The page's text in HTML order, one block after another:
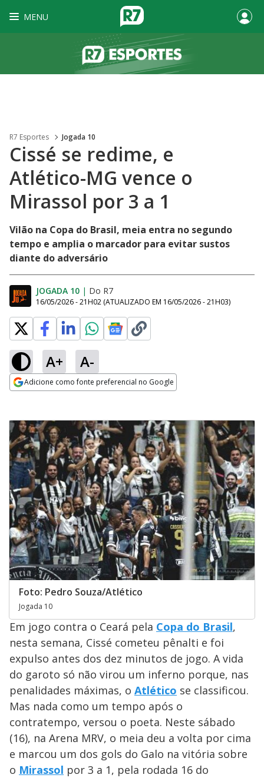
MENU
R7 Esportes Jogada 10
Cissé se redime, e
Atlético-MG vence o
Mirassol por 3 a 1
Vilão na Copa do Brasil, meia entra no segundo
tempo e amplia o marcador para evitar sustos
diante do adversário
JOGADA 10 | Do R7
16/05/2026 - 21H02 (ATUALIZADO EM 16/05/2026 - 21H03)
A+ A-
Adicione como fonte preferencial no Google
Foto: Pedro Souza/Atlético
Jogada 10
Em jogo contra o Ceará pela Copa do Brasil,
nesta semana, Cissé cometeu pênalti e foi
expulso antes dos dez minutos de jogo. A vida
do garoto só não virou um inferno porque, nas
penalidades máximas, o Atlético se classificou.
Mas nada como um tempo após o
contratempo, versou o poeta. Neste sábado
(16), na Arena MRV, o meia deu a volta por cima
e marcou um dos gols do Galo na vitória sobre
o Mirassol por 3 a 1, pela rodada 16 do